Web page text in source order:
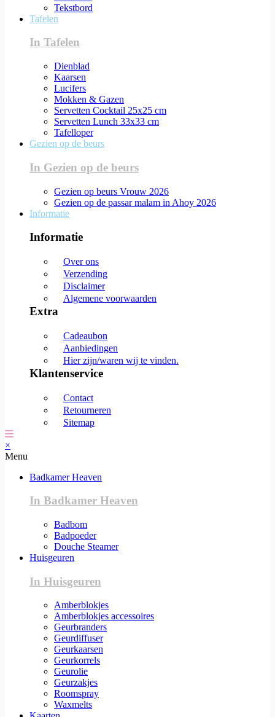
Tekstbord
Tafelen
In Tafelen
Dienblad
Kaarsen
Lucifers
Mokken & Gazen
Servetten Cocktail 25x25 cm
Servetten Lunch 33x33 cm
Tafelloper
Gezien op de beurs
In Gezien op de beurs
Gezien op beurs Vrouw 2026
Gezien op de passar malam in Ahoy 2026
Informatie
Informatie
Over ons
Verzending
Disclaimer
Algemene voorwaarden
Extra
Cadeaubon
Aanbiedingen
Hier zijn/waren wij te vinden.
Klantenservice
Contact
Retourneren
Sitemap
×
Menu
Badkamer Heaven
In Badkamer Heaven
Badbom
Badpoeder
Douche Steamer
Huisgeuren
In Huisgeuren
Amberblokjes
Amberblokjes accessoires
Geurbranders
Geurdiffuser
Geurkaarsen
Geurkorrels
Geurolie
Geurzakjes
Roomspray
Waxmelts